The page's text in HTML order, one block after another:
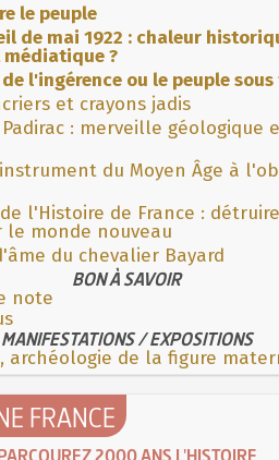
le peuple
de mai 1922 : chaleur
?
l'ingérence ou le peuple
et crayons jadis
: merveille géologique
du Moyen Âge à
l'Histoire de France :
monde nouveau
du chevalier Bayard
BON À SAVOIR
note
MANIFESTATIONS / EXPOSITIONS
archéologie de la figure
FRANCE